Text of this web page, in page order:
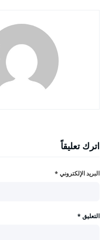
اترك تعليقاً
البريد الإلكتروني *
التعليق *